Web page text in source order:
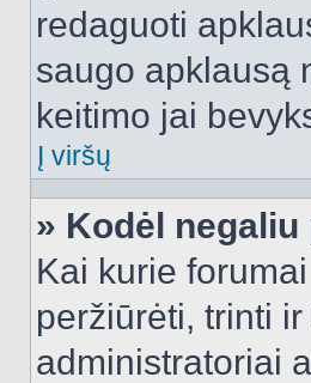
redaguoti
saugo apklausą
keitimo jai
Į viršų
» Kodėl
Kai kurie
peržiūrėti, trinti
administratoriai